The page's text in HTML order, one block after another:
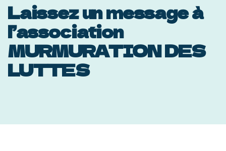
Laissez un message à
l’association
MURMURATION DES
LUTTES